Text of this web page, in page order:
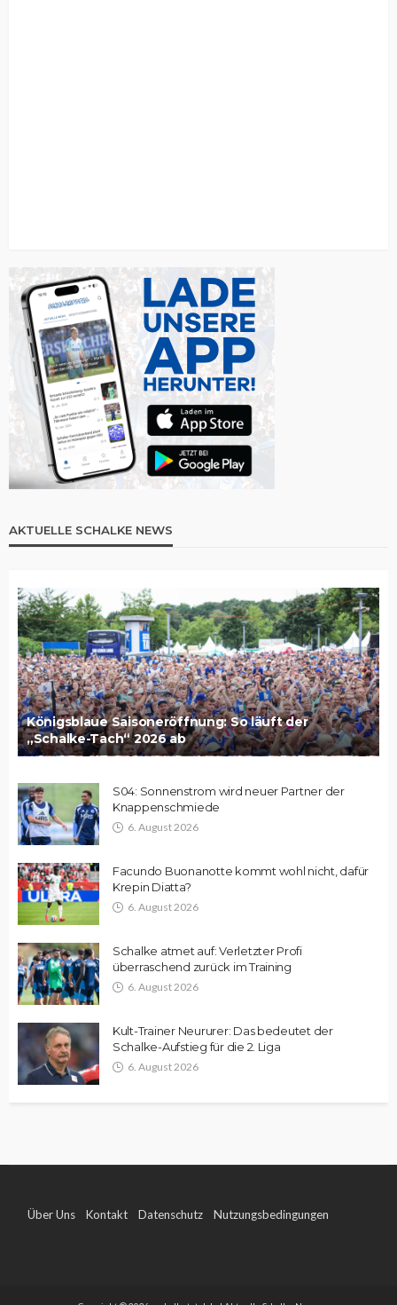
AKTUELLE SCHALKE NEWS
Königsblaue Saisoneröffnung: So läuft der
„Schalke-Tach“ 2026 ab
S04: Sonnenstrom wird neuer Partner der
Knappenschmiede
6. August 2026
Facundo Buonanotte kommt wohl nicht, dafür
Krepin Diatta?
6. August 2026
Schalke atmet auf: Verletzter Profi
überraschend zurück im Training
6. August 2026
Kult-Trainer Neururer: Das bedeutet der
Schalke-Aufstieg für die 2. Liga
6. August 2026
Über Uns Kontakt Datenschutz Nutzungsbedingungen